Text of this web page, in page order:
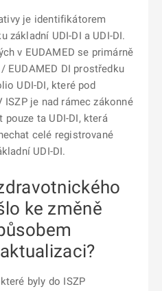
je identifikátorem
základní UDI-DI a UDI-DI.
v EUDAMED se primárně
EUDAMED DI prostředku
UDI-DI, které pod
ISZP je nad rámec zákonné
ta UDI-DI, která
celé registrované
UDI-DI.
ke změně
byly do ISZP